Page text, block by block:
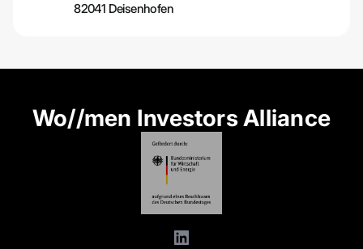
82041 Deisenhofen
Wo//men Investors Alliance